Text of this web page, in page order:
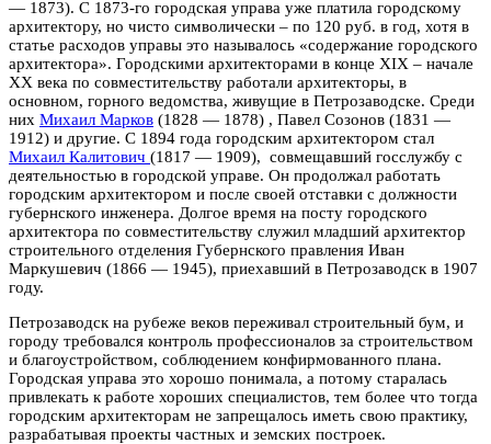
— 1873). С 1873-го городская управа уже платила городскому
архитектору, но чисто символически – по 120 руб. в год, хотя в
статье расходов управы это называлось «содержание городского
архитектора». Городскими архитекторами в конце XIX – начале
ХХ века по совместительству работали архитекторы, в
основном, горного ведомства, живущие в Петрозаводске. Среди
них Михаил Марков (1828 — 1878) , Павел Созонов (1831 —
1912) и другие. С 1894 года городским архитектором стал
Михаил Калитович (1817 — 1909), совмещавший госслужбу с
деятельностью в городской управе. Он продолжал работать
городским архитектором и после своей отставки с должности
губернского инженера. Долгое время на посту городского
архитектора по совместительству служил младший архитектор
строительного отделения Губернского правления Иван
Маркушевич (1866 — 1945), приехавший в Петрозаводск в 1907
году.
Петрозаводск на рубеже веков переживал строительный бум, и
городу требовался контроль профессионалов за строительством
и благоустройством, соблюдением конфирмованного плана.
Городская управа это хорошо понимала, а потому старалась
привлекать к работе хороших специалистов, тем более что тогда
городским архитекторам не запрещалось иметь свою практику,
разрабатывая проекты частных и земских построек.